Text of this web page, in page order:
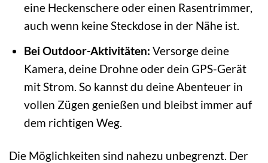
eine Heckenschere oder einen Rasentrimmer,
auch wenn keine Steckdose in der Nähe ist.
Bei Outdoor-Aktivitäten: Versorge deine
Kamera, deine Drohne oder dein GPS-Gerät
mit Strom. So kannst du deine Abenteuer in
vollen Zügen genießen und bleibst immer auf
dem richtigen Weg.
Die Möglichkeiten sind nahezu unbegrenzt. Der